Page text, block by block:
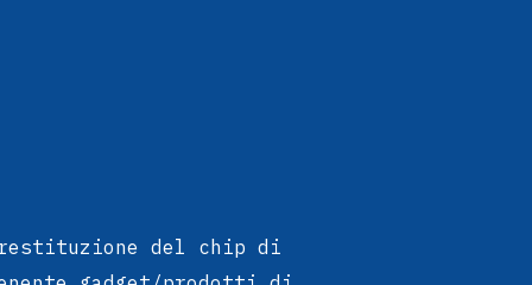
del chip di